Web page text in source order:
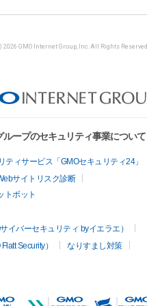
2026 GMO Internet Group, Inc. All Rights Reserved.
ープのセキュリティ事業について
ィサービス「GMOセキュリティ24」
サイトリスク診断
トボット
イバーセキュリティ byイエラエ）
Security）
なりすまし対策